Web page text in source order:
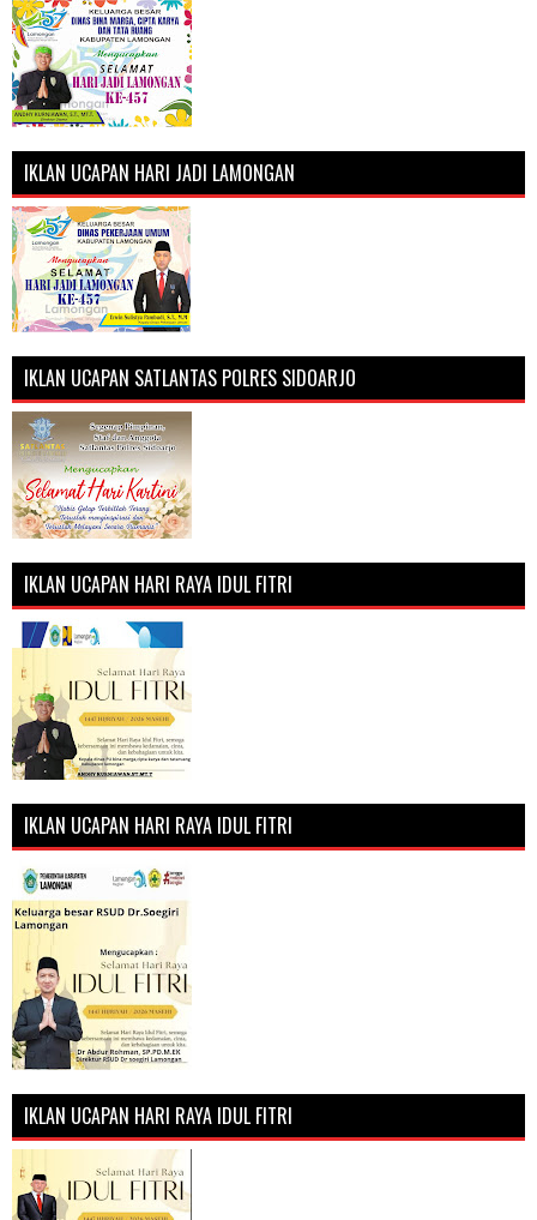
IKLAN UCAPAN HARI JADI LAMONGAN
IKLAN UCAPAN SATLANTAS POLRES SIDOARJO
IKLAN UCAPAN HARI RAYA IDUL FITRI
IKLAN UCAPAN HARI RAYA IDUL FITRI
IKLAN UCAPAN HARI RAYA IDUL FITRI